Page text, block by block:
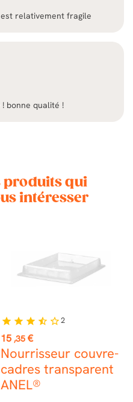
relativement fragile
bonne qualité !
produits qui
intéresser
Prix
15 ,35 €
Nourrisseur couvre-
cadres transparent
ANEL®
star star star star_half star_border2